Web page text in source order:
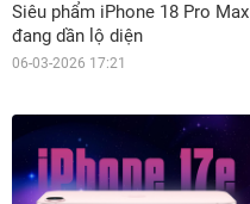
Siêu phẩm iPhone 18 Pro Max
đang dần lộ diện
06-03-2026 17:21